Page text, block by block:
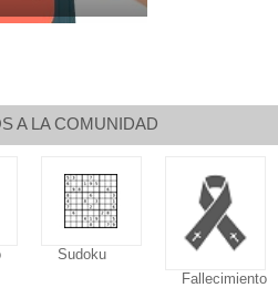
A LA COMUNIDAD
Sudoku
Fallecimiento